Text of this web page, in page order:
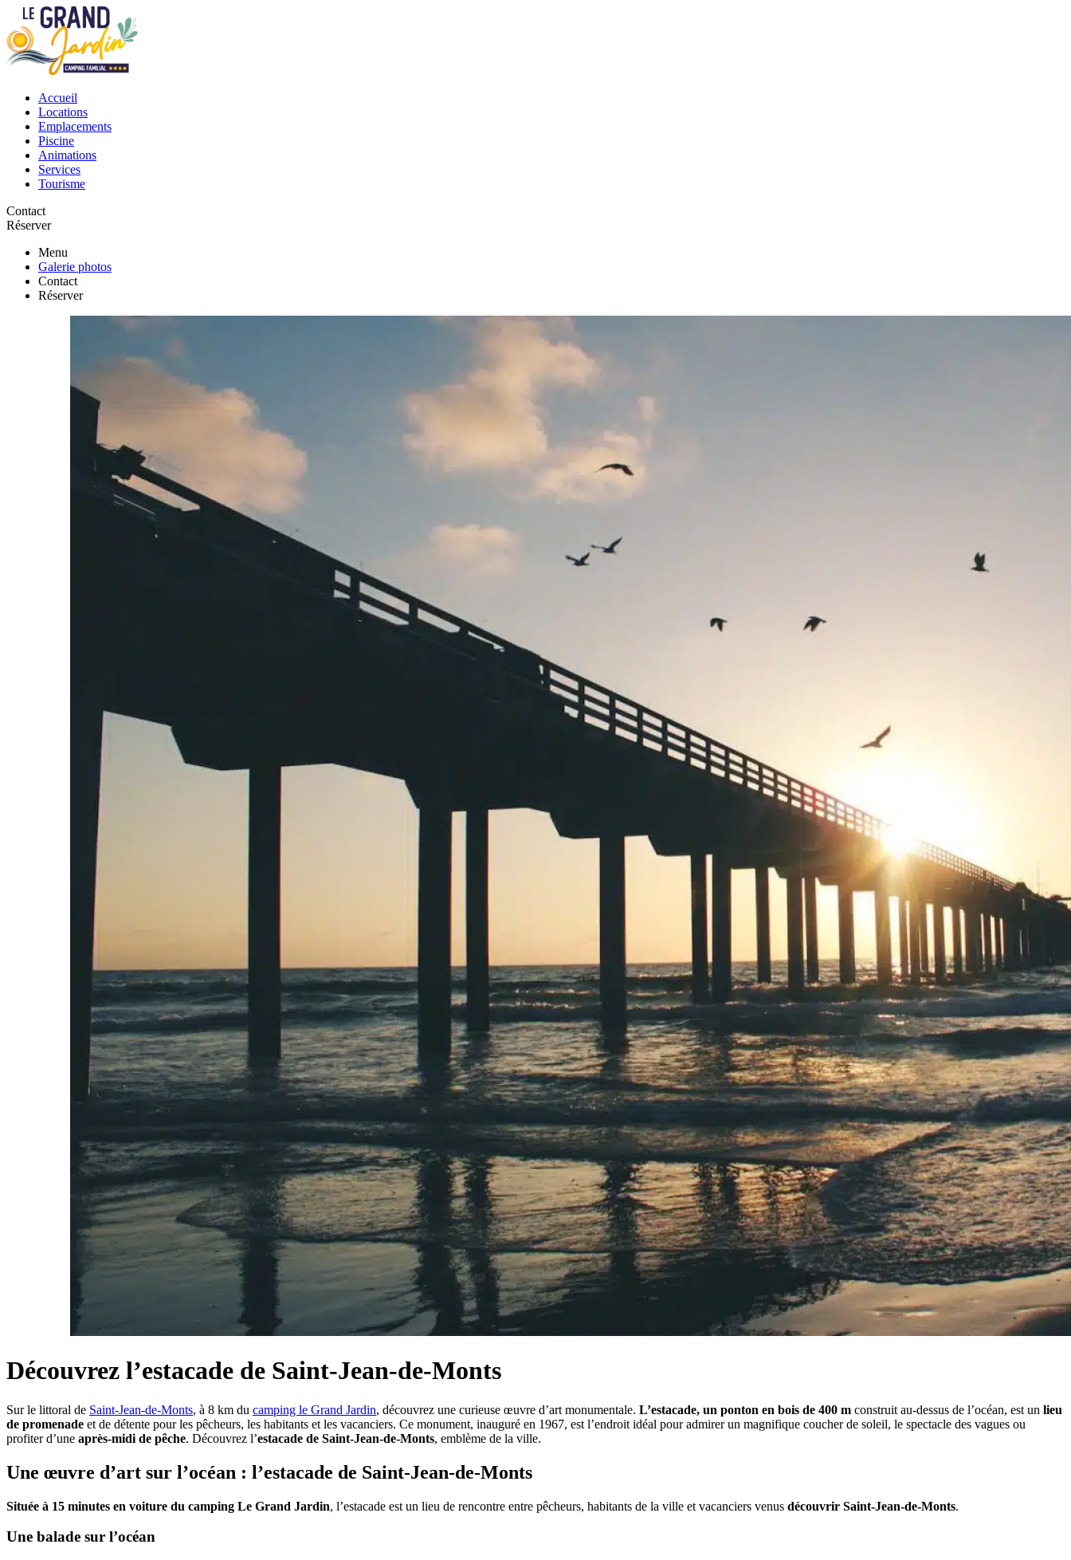
Accueil
Locations
Emplacements
Piscine
Animations
Services
Tourisme
Contact
Réserver
Menu
Galerie photos
Contact
Réserver
Découvrez l’estacade de Saint-Jean-de-Monts
Sur le littoral de Saint-Jean-de-Monts, à 8 km du camping le Grand Jardin, découvrez une curieuse œuvre d’art monumentale. L’estacade, un ponton en bois de 400 m construit au-dessus de l’océan, est un lieu
de promenade et de détente pour les pêcheurs, les habitants et les vacanciers. Ce monument, inauguré en 1967, est l’endroit idéal pour admirer un magnifique coucher de soleil, le spectacle des vagues ou
profiter d’une après-midi de pêche. Découvrez l’estacade de Saint-Jean-de-Monts, emblème de la ville.
Une œuvre d’art sur l’océan : l’estacade de Saint-Jean-de-Monts
Située à 15 minutes en voiture du camping Le Grand Jardin, l’estacade est un lieu de rencontre entre pêcheurs, habitants de la ville et vacanciers venus découvrir Saint-Jean-de-Monts.
Une balade sur l’océan